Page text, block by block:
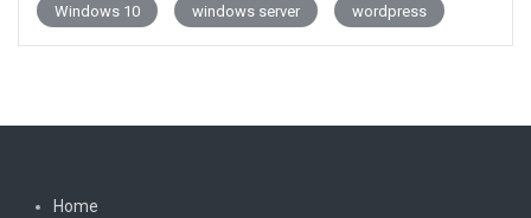
Windows 10 windows server wordpress
Home